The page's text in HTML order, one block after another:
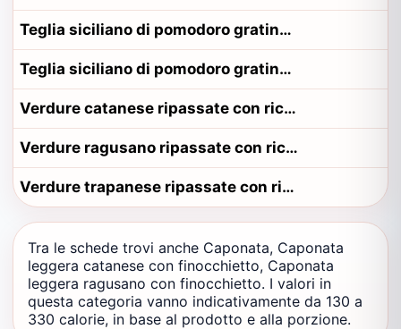
Teglia siciliano di pomodoro gratinato alla contadina palermitano
Teglia siciliano di pomodoro gratinato alla contadina siracusano
Verdure catanese ripassate con ricotta salata
Verdure ragusano ripassate con ricotta salata
Verdure trapanese ripassate con ricotta salata
Tra le schede trovi anche Caponata, Caponata
leggera catanese con finocchietto, Caponata
leggera ragusano con finocchietto. I valori in
questa categoria vanno indicativamente da 130 a
330 calorie, in base al prodotto e alla porzione.